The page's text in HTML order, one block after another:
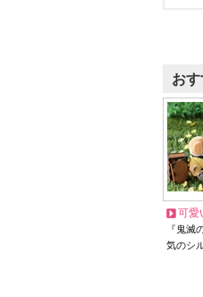
お
可愛
『鬼滅
気のシ